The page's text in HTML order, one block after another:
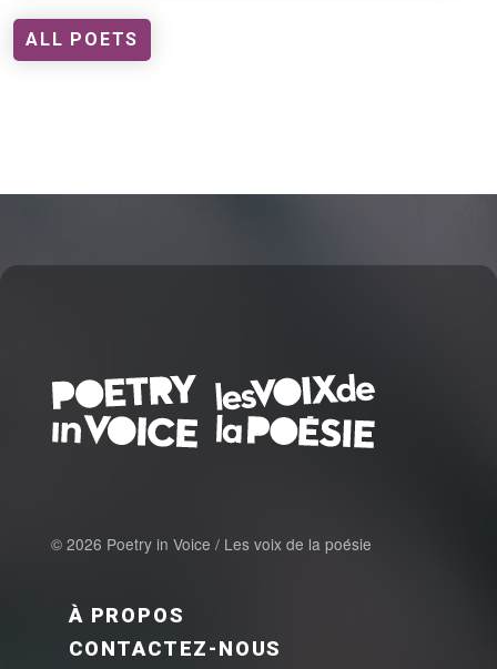
ALL POETS
© 2026 Poetry in Voice / Les voix de la poésie
FOOTER MENU FR
À PROPOS
CONTACTEZ-NOUS